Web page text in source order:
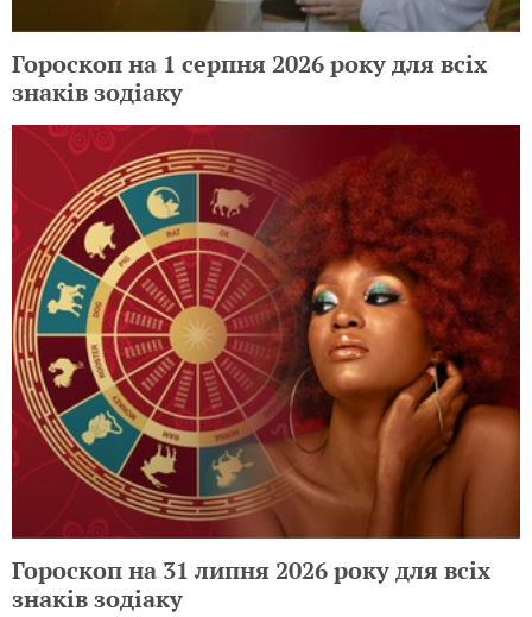
Гороскоп на 1 серпня 2026 року для всіх
знаків зодіаку
Гороскоп на 31 липня 2026 року для всіх
знаків зодіаку